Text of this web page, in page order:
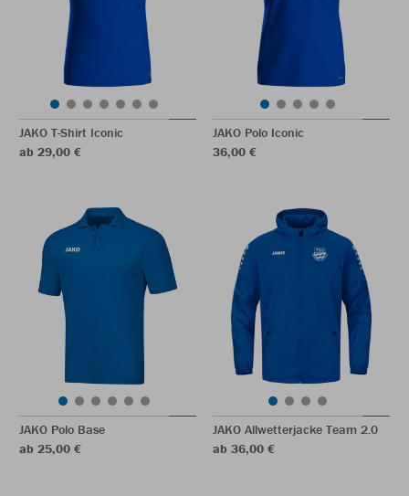
JAKO T-Shirt Iconic
ab 29,00 €
JAKO Polo Iconic
36,00 €
JAKO Polo Base
ab 25,00 €
JAKO Allwetterjacke Team 2.0
ab 36,00 €